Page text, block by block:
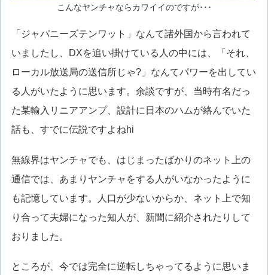
こんなヤンチャならカワイイのですが･･･
「ジャパニーズテンワット」なんて諸外国から言われて
いましたし、DXを追い掛けている人の中には、「それ、
ローカル放送局の送信所じゃ?」なんてパワーを出してい
る人がいたように思います。余談ですが、当時有名だっ
た某輸入リニアアンプ、設計に日本のハムが絡んでいた
話も、すでに伝説ですよねhi
無線界はヤンチャでも、はじまったばかりのネット上の
通信では、あまりヤンチャをする人がいなかったように
も記憶しています。人口が少ないからか、ネット上で知
り合って夫婦になった知人が、新聞に紹介されたりして
おりました。
ところが、今では完全に逆転しちゃってるように思いま